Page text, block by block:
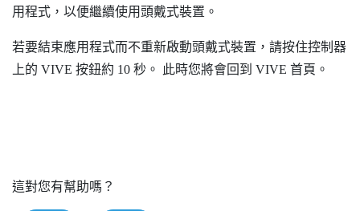
用程式，以便繼續使用頭戴式裝置。
若要結束應用程式而不重新啟動頭戴式裝置，請按住控制器
上的 VIVE 按鈕約 10 秒。 此時您將會回到 VIVE 首頁。
這對您有幫助嗎？